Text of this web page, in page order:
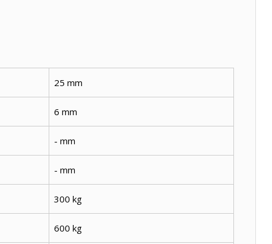
25 mm
6 mm
- mm
- mm
300 kg
600 kg